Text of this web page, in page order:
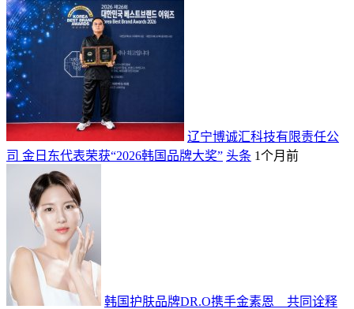
辽宁博诚汇科技有限责任公
司 金日东代表荣获“2026韩国品牌大奖” 头条 1个月前
韩国护肤品牌DR.O携手金素恩 共同诠释